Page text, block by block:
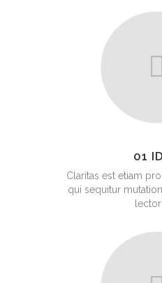
01
Claritas est etiam
qui sequitur